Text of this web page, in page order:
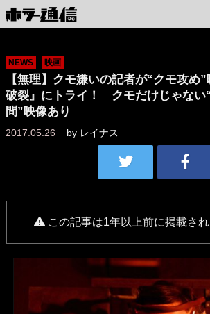
NEWS 映画
【無理】クモ嫌いの記者が“クモ攻め
破裂』にトライ！ クモだけじゃない
問”映像あり
2017.05.26 by レイナス
この記事は1年以上前に掲載され